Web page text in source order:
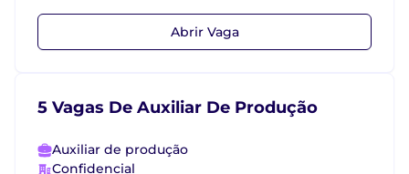
Abrir Vaga
5 Vagas De Auxiliar De Produção
Auxiliar de produção
Confidencial